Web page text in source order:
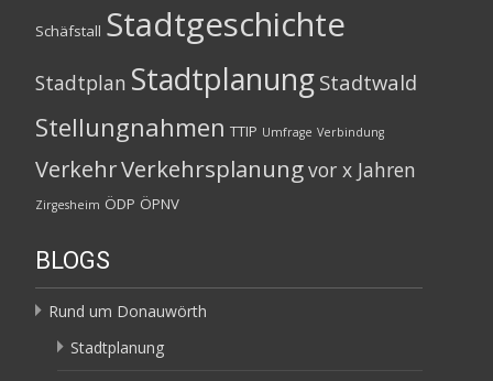
Schäfstall Stadtgeschichte
Stadtplan Stadtplanung Stadtwald
Stellungnahmen TTIP Umfrage Verbindung
VerkehrVerkehrsplanungvor x Jahren
Zirgesheim ÖDP ÖPNV
BLOGS
Rund um Donauwörth
Stadtplanung